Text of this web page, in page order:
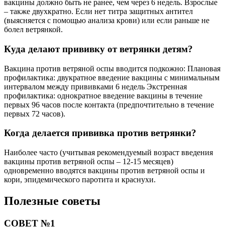
вакцины должно быть не ранее, чем через 6 недель. Взрослые
– также двухкратно. Если нет титра защитных антител
(выясняется с помощью анализа крови) или если раньше не
болел ветрянкой.
Куда делают прививку от ветрянки детям?
Вакцина против ветряной оспы вводится подкожно: Плановая
профилактика: двукратное введение вакцины с минимальным
интервалом между прививками 6 недель Экстренная
профилактика: однократное введение вакцины в течение
первых 96 часов после контакта (предпочтительно в течение
первых 72 часов).
Когда делается прививка против ветрянки?
Наиболее часто (учитывая рекомендуемый возраст введения
вакцины против ветряной оспы – 12-15 месяцев)
одновременно вводятся вакцины против ветряной оспы и
кори, эпидемического паротита и краснухи.
Полезные советы
СОВЕТ №1